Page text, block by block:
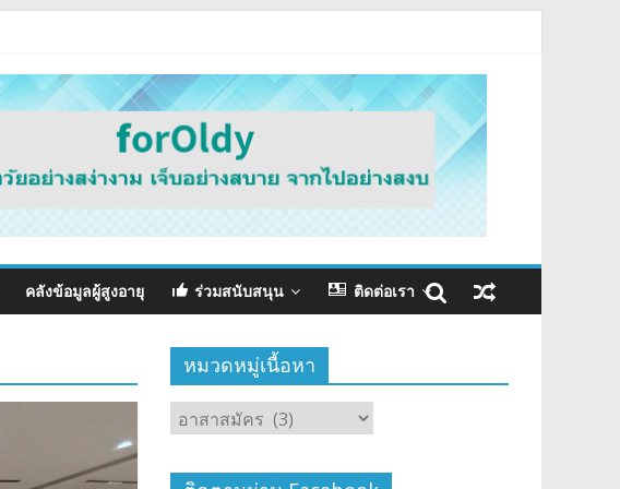
คลังข้อมูลผู้สูงอายุ ร่วมสนับสนุน ติดต่อเรา
หมวดหมู่เนื้อหา